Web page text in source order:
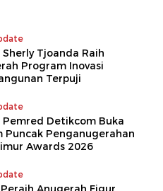
Sherly Tjoanda Raih
Program Inovasi
Terpuji
Pemred Detikcom Buka
Puncak Penganugerahan
Awards 2026